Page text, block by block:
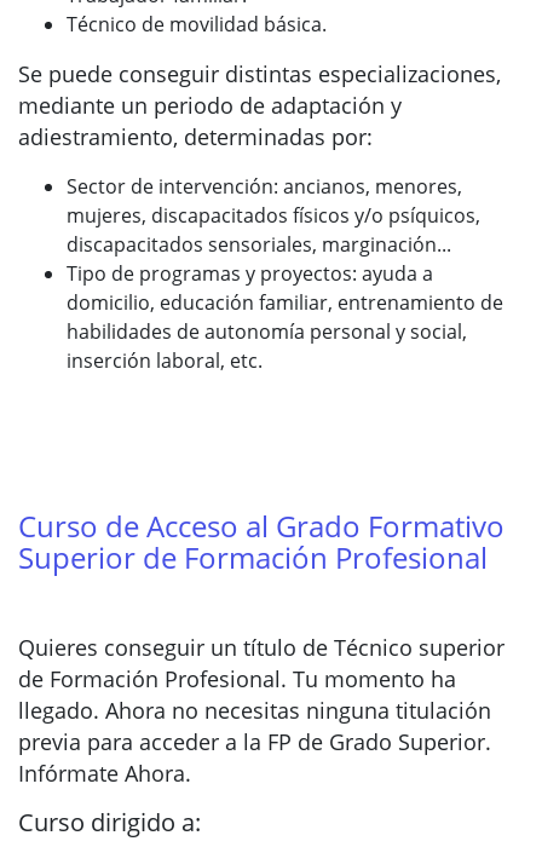
Técnico de movilidad básica.
Se puede conseguir distintas especializaciones,
mediante un periodo de adaptación y
adiestramiento, determinadas por:
Sector de intervención: ancianos, menores,
mujeres, discapacitados físicos y/o psíquicos,
discapacitados sensoriales, marginación...
Tipo de programas y proyectos: ayuda a
domicilio, educación familiar, entrenamiento de
habilidades de autonomía personal y social,
inserción laboral, etc.
Curso de Acceso al Grado Formativo
Superior de Formación Profesional
Quieres conseguir un título de Técnico superior
de Formación Profesional. Tu momento ha
llegado. Ahora no necesitas ninguna titulación
previa para acceder a la FP de Grado Superior.
Infórmate Ahora.
Curso dirigido a: